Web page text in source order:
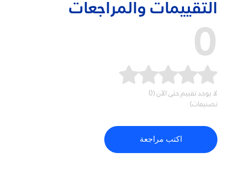
التقييمات والمراجعات
0
لا يوجد تقييم حتى الآن (0
تصنيفات)
اكتب مراجعة